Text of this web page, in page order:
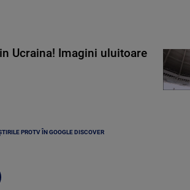
Ucraina! Imagini uluitoare
PROTV ÎN GOOGLE DISCOVER